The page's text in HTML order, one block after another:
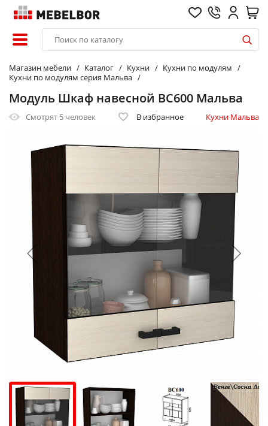
Магазин мебели Каталог Кухни
Кухни по модулям
Кухни по модулям серия Мальва
Модуль Шкаф навесной ВС600 Мальва
Смотрят 5 человек В избранное Кухни Мальва